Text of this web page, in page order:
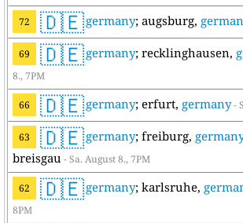
72 🇩🇪germany; augsburg,
69 🇩🇪germany; recklinghausen,
8., 7PM
66 🇩🇪germany; erfurt, germany-
63 🇩🇪germany; freiburg,
breisgau- Sa. August 8., 7PM
62 🇩🇪germany; karlsruhe,
8PM